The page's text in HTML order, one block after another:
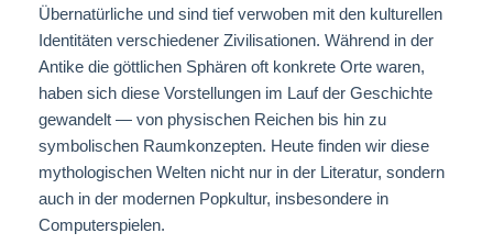
Übernatürliche und sind tief verwoben mit den kulturellen
Identitäten verschiedener Zivilisationen. Während in der
Antike die göttlichen Sphären oft konkrete Orte waren,
haben sich diese Vorstellungen im Lauf der Geschichte
gewandelt — von physischen Reichen bis hin zu
symbolischen Raumkonzepten. Heute finden wir diese
mythologischen Welten nicht nur in der Literatur, sondern
auch in der modernen Popkultur, insbesondere in
Computerspielen.